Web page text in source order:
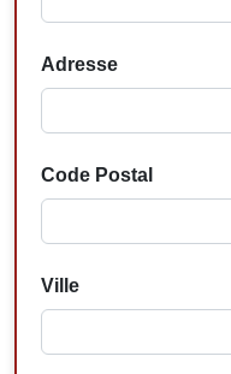
Adresse
Code Postal
Ville